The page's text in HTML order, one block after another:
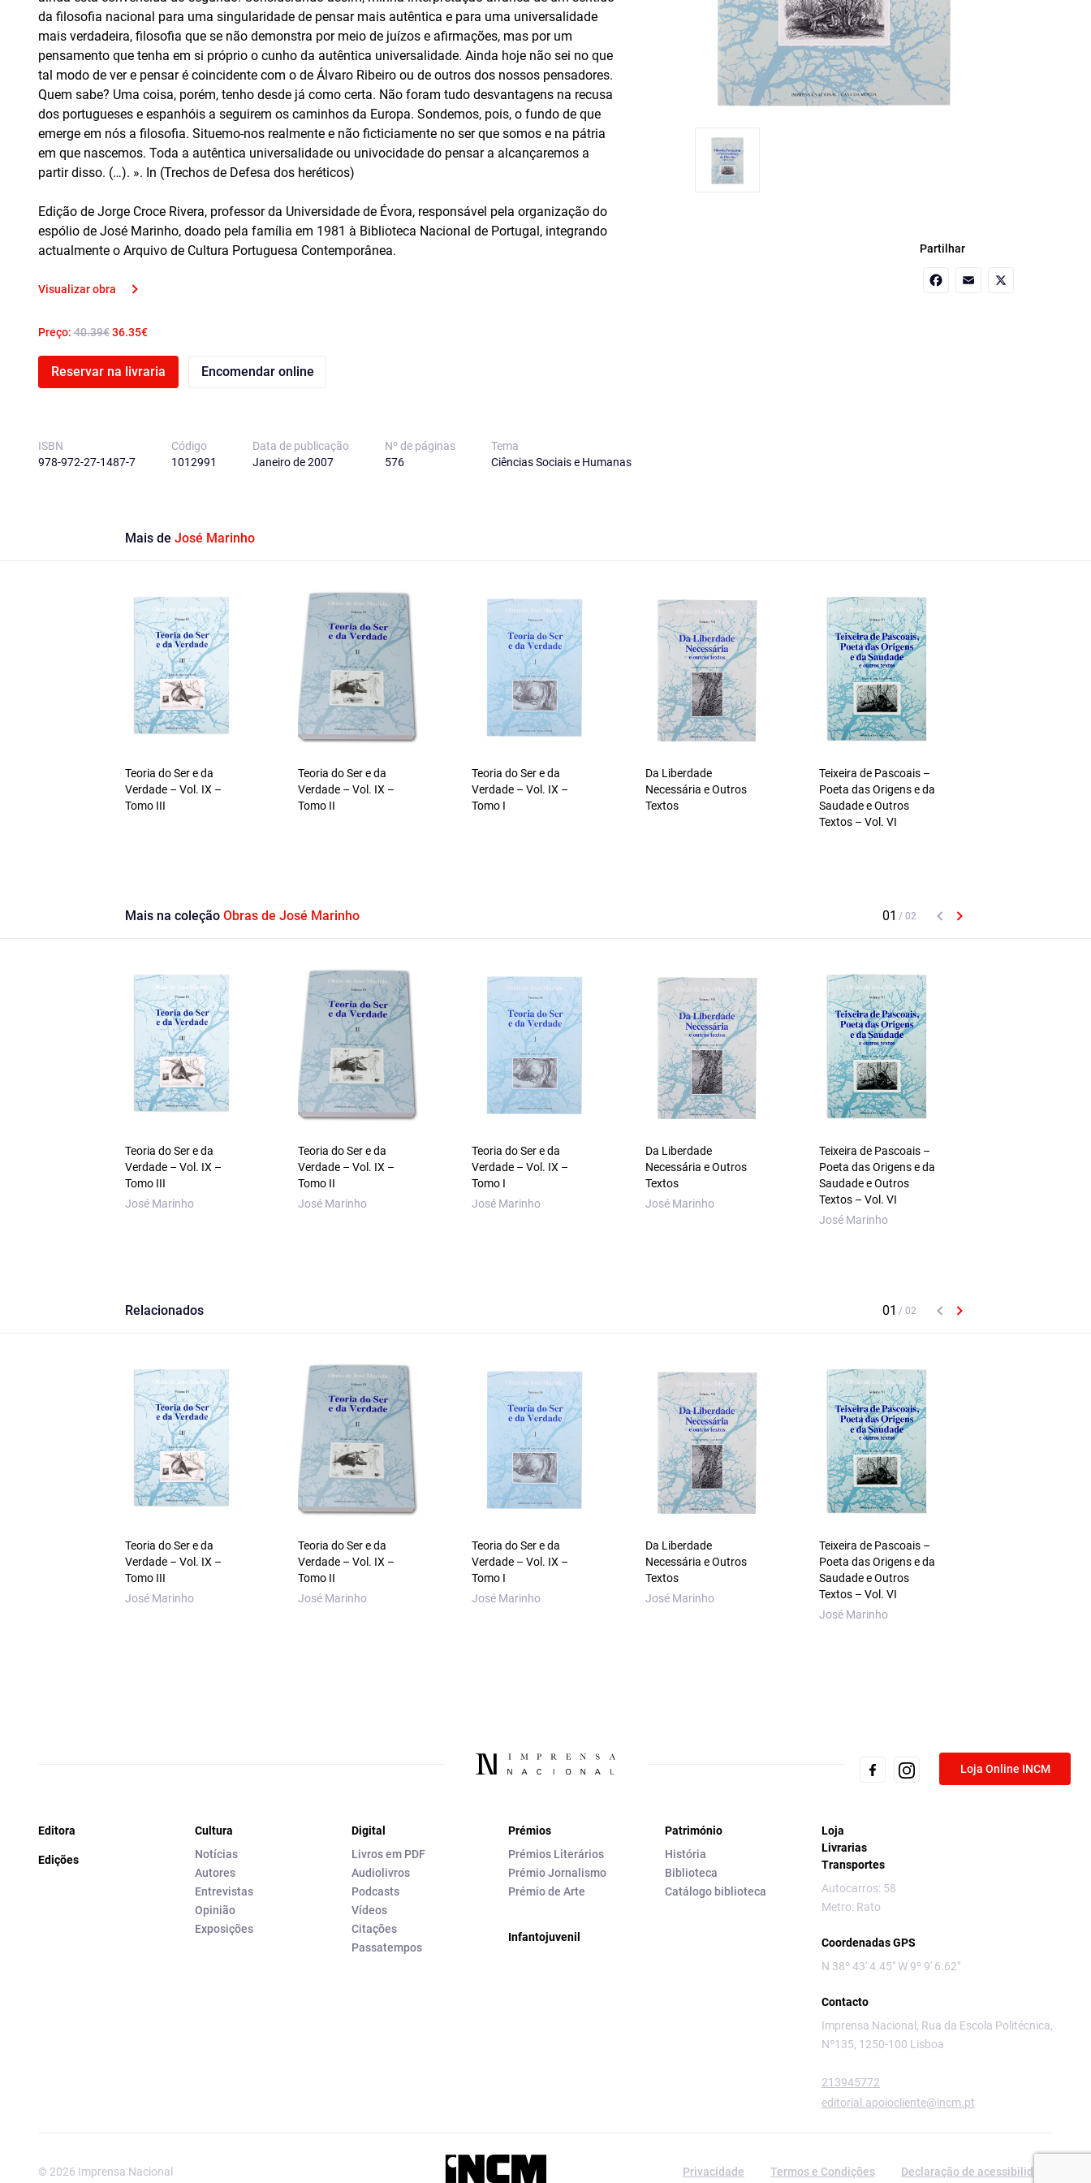
da filosofia nacional para uma singularidade de pensar mais autêntica e para uma universalidade
mais verdadeira, filosofia que se não demonstra por meio de juízos e afirmações, mas por um
pensamento que tenha em si próprio o cunho da autêntica universalidade. Ainda hoje não sei no que
tal modo de ver e pensar é coincidente com o de Álvaro Ribeiro ou de outros dos nossos pensadores.
Quem sabe? Uma coisa, porém, tenho desde já como certa. Não foram tudo desvantagens na recusa
dos portugueses e espanhóis a seguirem os caminhos da Europa. Sondemos, pois, o fundo de que
emerge em nós a filosofia. Situemo-nos realmente e não ficticiamente no ser que somos e na pátria
em que nascemos. Toda a autêntica universalidade ou univocidade do pensar a alcançaremos a
partir disso. (…). ». In (Trechos de Defesa dos heréticos)
Edição de Jorge Croce Rivera, professor da Universidade de Évora, responsável pela organização do
espólio de José Marinho, doado pela família em 1981 à Biblioteca Nacional de Portugal, integrando
actualmente o Arquivo de Cultura Portuguesa Contemporânea.
Visualizar obra
Preço: 40.39€36.35€
Reservar na livraria Encomendar online
Partilhar
ISBN
978-972-27-1487-7
Código
1012991
Data de publicação
Janeiro de 2007
Nº de páginas
576
Tema
Ciências Sociais e Humanas
Mais de José Marinho
Teoria do Ser e da
Verdade – Vol. IX –
Tomo III
Teoria do Ser e da
Verdade – Vol. IX –
Tomo II
Teoria do Ser e da
Verdade – Vol. IX –
Tomo I
Da Liberdade
Necessária e Outros
Textos
Teixeira de Pascoais –
Poeta das Origens e da
Saudade e Outros
Textos – Vol. VI
Mais na coleção Obras de José Marinho
Teoria do Ser e da
Verdade – Vol. IX –
Tomo III
José Marinho
Teoria do Ser e da
Verdade – Vol. IX –
Tomo II
José Marinho
Teoria do Ser e da
Verdade – Vol. IX –
Tomo I
José Marinho
Da Liberdade
Necessária e Outros
Textos
José Marinho
Teixeira de Pascoais –
Poeta das Origens e da
Saudade e Outros
Textos – Vol. VI
José Marinho
Relacionados
Teoria do Ser e da
Verdade – Vol. IX –
Tomo III
José Marinho
Teoria do Ser e da
Verdade – Vol. IX –
Tomo II
José Marinho
Teoria do Ser e da
Verdade – Vol. IX –
Tomo I
José Marinho
Da Liberdade
Necessária e Outros
Textos
José Marinho
Teixeira de Pascoais –
Poeta das Origens e da
Saudade e Outros
Textos – Vol. VI
José Marinho
Loja Online INCM
Editora
Edições
Cultura
Notícias
Autores
Entrevistas
Opinião
Exposições
Digital
Livros em PDF
Audiolivros
Podcasts
Vídeos
Citações
Passatempos
Prémios
Prémios Literários
Prémio Jornalismo
Prémio de Arte
Infantojuvenil
Património
História
Biblioteca
Catálogo biblioteca
Loja
Livrarias
Transportes
Autocarros: 58
Metro: Rato
Coordenadas GPS
N 38º 43' 4.45" W 9º 9' 6.62"
Contacto
Imprensa Nacional, Rua da Escola Politécnica,
Nº135, 1250-100 Lisboa
213945772
editorial.apoiocliente@incm.pt
© 2026 Imprensa Nacional Privacidade Termos e Condições Declaração de acessibilidade